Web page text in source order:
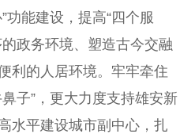
功能建设，提高“四个服
政务环境、塑造古今交融
利的人居环境。牢牢牵住
子”，更大力度支持雄安新
水平建设城市副中心，扎